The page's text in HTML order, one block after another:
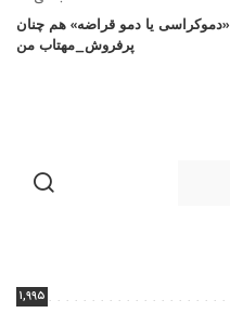
«دموکراسی یا دمو قراضه» هم چنان
پرفروش_مهتاب من
۱,۹۹۵